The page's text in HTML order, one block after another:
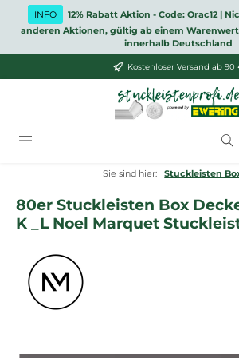
Zum Hauptinhalt springen
INFO
12% Rabatt Aktion - Code: Orac12 |
anderen Aktionen, gültig ab einem
innerhalb Deutschland
Kostenloser Versand ab 90
Sie sind hier: Stuckleisten
80er Stuckleisten Box
K _L Noel Marquet